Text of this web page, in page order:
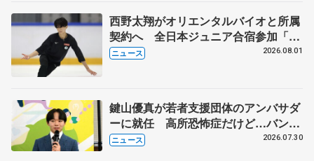
西野太翔がオリエンタルバイオと所属
契約へ 全日本ジュニア合宿参加「結
果残していかないと」 講師はジェー
ニュース 2026.08.01
鍵山優真が若者支援団体のアンバサダ
ーに就任 高所恐怖症だけど…バンジ
ージャンプに挑戦も？
ニュース 2026.07.30